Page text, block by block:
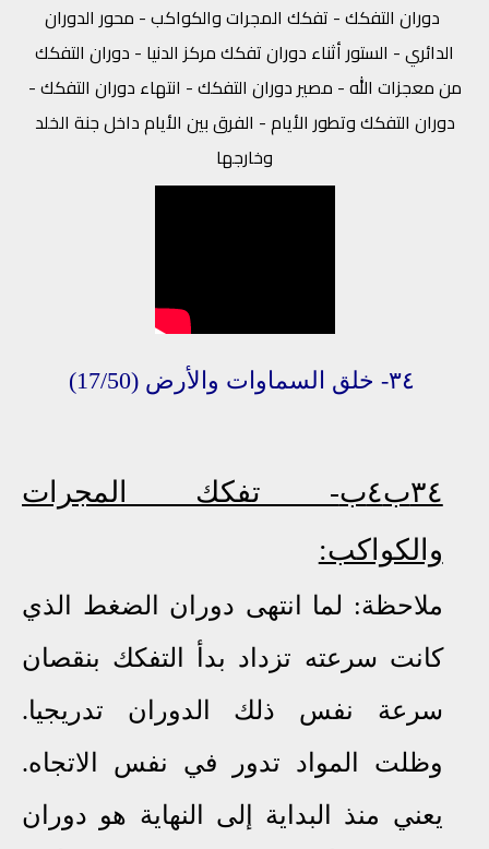
دوران التفكك - تفكك المجرات والكواكب - محور الدوران
الدائري - الستور أثناء دوران تفكك مركز الدنيا - دوران التفكك
من معجزات الله - مصير دوران التفكك - انتهاء دوران التفكك -
دوران التفكك وتطور الأيام - الفرق بين الأيام داخل جنة الخلد
وخارجها
٣٤- خلق السماوات والأرض(17/50)
٣٤ب٤ب
- تفكك المجرات
والكواكب:
ملاحظة: لما انتهى دوران الضغط الذي
كانت سرعته تزداد بدأ التفكك بنقصان
سرعة نفس ذلك الدوران تدريجيا.
وظلت المواد تدور في نفس الاتجاه.
يعني منذ البداية إلى النهاية هو دوران